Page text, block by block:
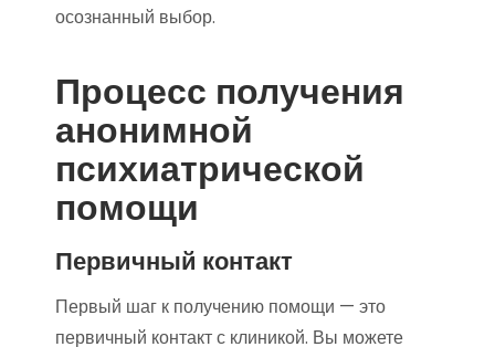
осознанный выбор.
Процесс получения
анонимной
психиатрической
помощи
Первичный контакт
Первый шаг к получению помощи — это
первичный контакт с клиникой. Вы можете